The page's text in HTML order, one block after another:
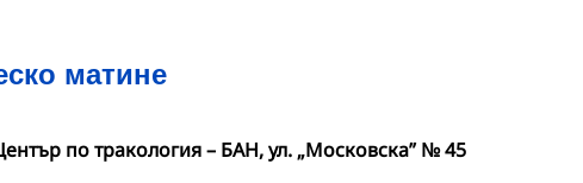
матине
по тракология – БАН, ул. „Московска” № 45